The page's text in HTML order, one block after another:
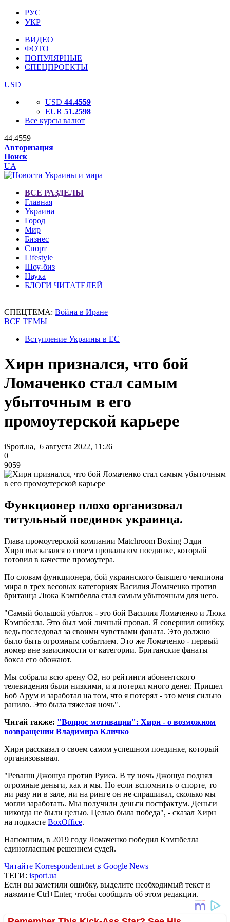
РУС
УКР
ВИДЕО
ФОТО
ПОПУЛЯРНЫЕ
СПЕЦПРОЕКТЫ
USD
USD 44.4559
EUR 51.2598
Все курсы валют
44.4559
Авторизация
Поиск
UA
ВСЕ РАЗДЕЛЫ
Главная
Украина
Город
Мир
Бизнес
Спорт
Lifestyle
Шоу-биз
Наука
БЛОГИ ЧИТАТЕЛЕЙ
СПЕЦТЕМА: Война в Иране
ВСЕ ТЕМЫ
Вступление Украины в ЕС
Хирн признался, что бой
Ломаченко стал самым
убыточным в его
промоутерской карьере
iSport.ua, 6 августа 2022, 11:26
0
9059
Функционер плохо организовал
титульный поединок украинца.
Глава промоутерской компании Matchroom Boxing Эдди
Хирн высказался о своем провальном поединке, который
готовил в качестве промоутера.
По словам функционера, бой украинского бывшего чемпиона
мира в трех весовых категориях Василия Ломаченко против
британца Люка Кэмпбелла стал самым убыточным для него.
"Самый большой убыток - это бой Василия Ломаченко и Люка
Кэмпбелла. Это был мой личный провал. Я совершил ошибку,
ведь последовал за своими чувствами фаната. Это должно
было быть огромным событием. Это же Ломаченко - первый
номер вне зависимости от категории. Британские фанаты
бокса его обожают.
Мы собрали всю арену О2, но рейтинги абонентского
телевидения были низкими, и я потерял много денег. Пришел
Боб Арум и заработал на том, что я потерял - это меня сильно
ранило. Это была тяжелая ночь".
Читай также: "Вопрос мотивации": Хирн - о возможном
возвращении Владимира Кличко
Хирн рассказал о своем самом успешном поединке, который
организовывал.
"Реванш Джошуа против Руиса. В ту ночь Джошуа поднял
огромные деньги, как и мы. Но если вспомнить о спорте, то
ни разу ни в зале, ни на ринге он не спрашивал, сколько мы
могли заработать. Мы получили деньги постфактум. Деньги
никогда не были целью. Целью была победа", - сказал Хирн
на подкасте BoxOffice.
Напомним, в 2019 году Ломаченко победил Кэмпбелла
единогласным решением судей.
Читайте Korrespondent.net в Google News
ТЕГИ: isport.ua
Если вы заметили ошибку, выделите необходимый текст и
нажмите Ctrl+Enter, чтобы сообщить об этом редакции.